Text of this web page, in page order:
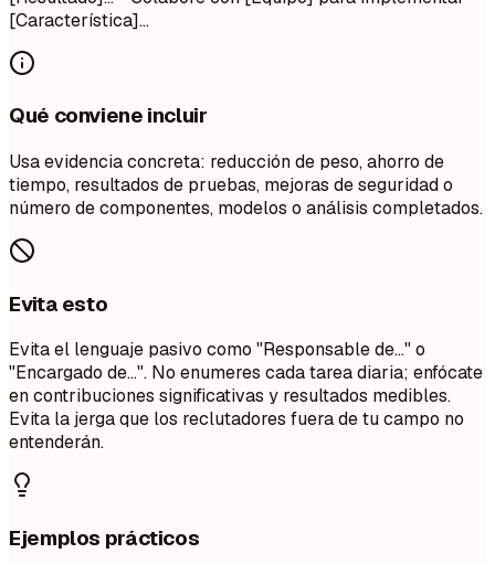
[Característica]...
Qué conviene incluir
Usa evidencia concreta: reducción de peso, ahorro de
tiempo, resultados de pruebas, mejoras de seguridad o
número de componentes, modelos o análisis completados.
Evita esto
Evita el lenguaje pasivo como "Responsable de..." o
"Encargado de...". No enumeres cada tarea diaria; enfócate
en contribuciones significativas y resultados medibles.
Evita la jerga que los reclutadores fuera de tu campo no
entenderán.
Ejemplos prácticos